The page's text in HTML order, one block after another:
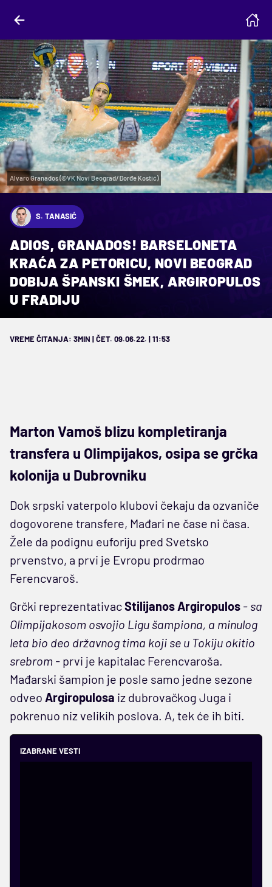
Alvaro Granados (©VK Novi Beograd/Đorđe Kostić)
S. TANASIĆ
ADIOS, GRANADOS! BARSELONETA
KRAĆA ZA PETORICU, NOVI BEOGRAD
DOBIJA ŠPANSKI ŠMEK, ARGIROPULOS
U FRADIJU
VREME ČITANJA: 3MIN | ČET. 09.06.22. | 11:53
Marton Vamoš blizu kompletiranja
transfera u Olimpijakos, osipa se grčka
kolonija u Dubrovniku
Dok srpski vaterpolo klubovi čekaju da ozvaniče
dogovorene transfere, Mađari ne čase ni časa.
Žele da podignu euforiju pred Svetsko
prvenstvo, a prvi je Evropu prodrmao
Ferencvaroš.
Grčki reprezentativacStilijanos Argiropulos - sa
Olimpijakosom osvojio Ligu šampiona, a minulog
leta bio deo državnog tima koji se u Tokiju okitio
srebrom - prvi je kapitalac Ferencvaroša.
Mađarski šampion je posle samo jedne sezone
odveo Argiropulosa iz dubrovačkog Juga i
pokrenuo niz velikih poslova. A, tek će ih biti.
IZABRANE VESTI